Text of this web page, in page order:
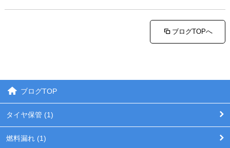
ブログTOPへ
ブログTOP
タイヤ保管 (1)
燃料漏れ (1)